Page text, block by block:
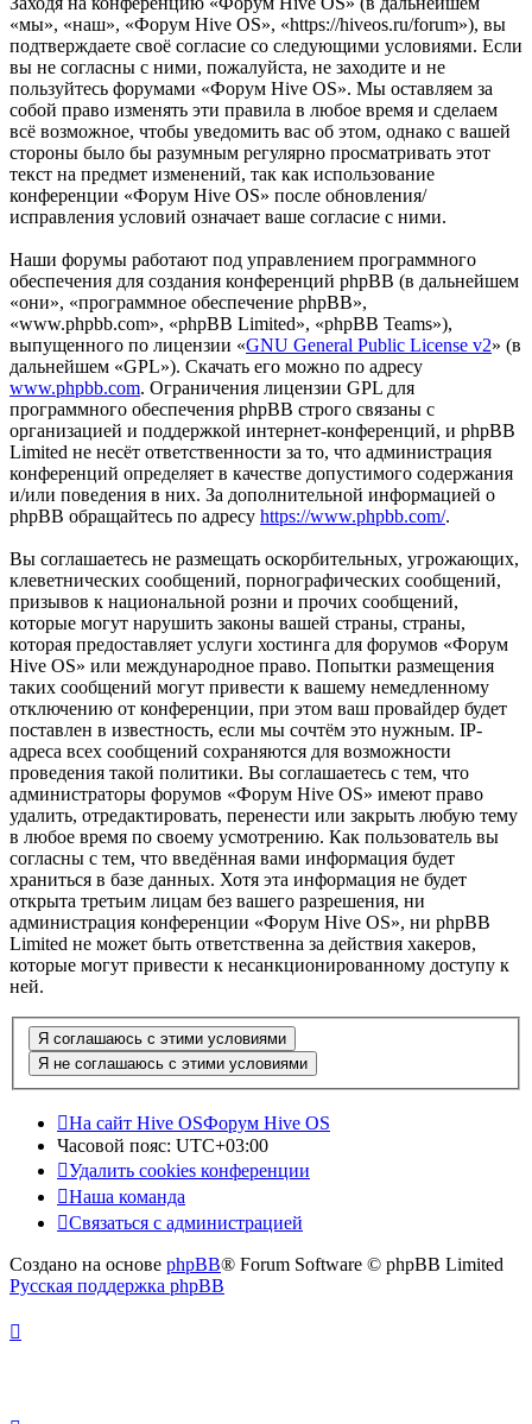
«мы», «наш», «Форум Hive OS», «https://hiveos.ru/forum»), вы
подтверждаете своё согласие со следующими условиями. Если
вы не согласны с ними, пожалуйста, не заходите и не
пользуйтесь форумами «Форум Hive OS». Мы оставляем за
собой право изменять эти правила в любое время и сделаем
всё возможное, чтобы уведомить вас об этом, однако с вашей
стороны было бы разумным регулярно просматривать этот
текст на предмет изменений, так как использование
конференции «Форум Hive OS» после обновления/
исправления условий означает ваше согласие с ними.
Наши форумы работают под управлением программного
обеспечения для создания конференций phpBB (в дальнейшем
«они», «программное обеспечение phpBB»,
«www.phpbb.com», «phpBB Limited», «phpBB Teams»),
выпущенного по лицензии «GNU General Public License v2» (в
дальнейшем «GPL»). Скачать его можно по адресу
www.phpbb.com. Ограничения лицензии GPL для
программного обеспечения phpBB строго связаны с
организацией и поддержкой интернет-конференций, и phpBB
Limited не несёт ответственности за то, что администрация
конференций определяет в качестве допустимого содержания
и/или поведения в них. За дополнительной информацией о
phpBB обращайтесь по адресу https://www.phpbb.com/.
Вы соглашаетесь не размещать оскорбительных, угрожающих,
клеветнических сообщений, порнографических сообщений,
призывов к национальной розни и прочих сообщений,
которые могут нарушить законы вашей страны, страны,
которая предоставляет услуги хостинга для форумов «Форум
Hive OS» или международное право. Попытки размещения
таких сообщений могут привести к вашему немедленному
отключению от конференции, при этом ваш провайдер будет
поставлен в известность, если мы сочтём это нужным. IP-
адреса всех сообщений сохраняются для возможности
проведения такой политики. Вы соглашаетесь с тем, что
администраторы форумов «Форум Hive OS» имеют право
удалить, отредактировать, перенести или закрыть любую тему
в любое время по своему усмотрению. Как пользователь вы
согласны с тем, что введённая вами информация будет
храниться в базе данных. Хотя эта информация не будет
открыта третьим лицам без вашего разрешения, ни
администрация конференции «Форум Hive OS», ни phpBB
Limited не может быть ответственна за действия хакеров,
которые могут привести к несанкционированному доступу к
ней.
На сайт Hive OSФорум Hive OS
Часовой пояс: UTC+03:00
Удалить cookies конференции
Наша команда
Связаться с администрацией
Создано на основе phpBB® Forum Software © phpBB Limited
Русская поддержка phpBB